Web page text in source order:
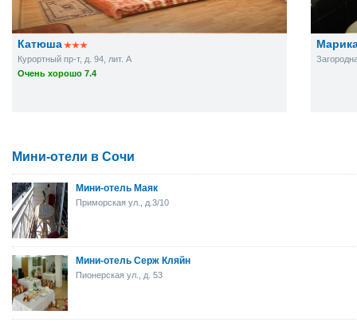
Катюша
Курортный пр-т, д. 94, лит. А
Очень хорошо 7.4
Мини-отели в Сочи
Мини-отель Маяк
Приморская ул., д.3/10
Мини-отель Серж Кляйн
Пионерская ул., д. 53